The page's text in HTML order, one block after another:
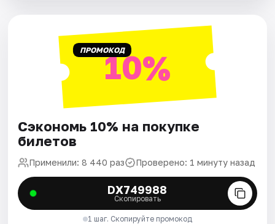
ПРОМОКОД10%
Сэкономь 10% на покупке
билетов
Применили: 8 440 раз Проверено: 1 минуту назад
DX749988
Скопировать
1 шаг. Скопируйте промокод